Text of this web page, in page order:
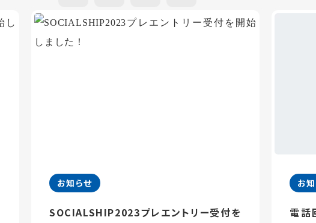
お知らせ
SOCIALSHIP2023プレエントリー受付を
お
電話